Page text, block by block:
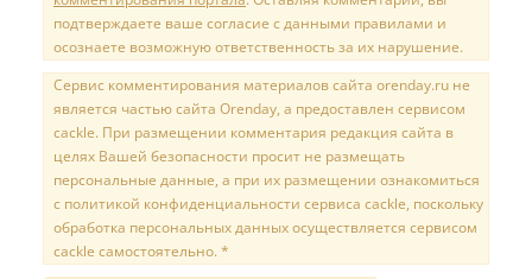
подтверждаете ваше согласие с данными правилами и
осознаете возможную ответственность за их нарушение.
Сервис комментирования материалов сайта orenday.ru не
является частью сайта Orenday, а предоставлен сервисом
cackle. При размещении комментария редакция сайта в
целях Вашей безопасности просит не размещать
персональные данные, а при их размещении ознакомиться
с политикой конфиденциальности сервиса cackle, поскольку
обработка персональных данных осуществляется сервисом
cackle самостоятельно. *